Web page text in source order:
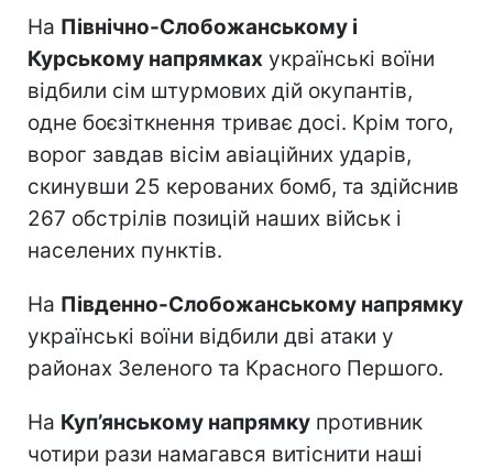
На Північно-Слобожанському і
Курському напрямках українські воїни
відбили сім штурмових дій окупантів,
одне боєзіткнення триває досі. Крім того,
ворог завдав вісім авіаційних ударів,
скинувши 25 керованих бомб, та здійснив
267 обстрілів позицій наших військ і
населених пунктів.
На Південно-Слобожанському напрямку
українські воїни відбили дві атаки у
районах Зеленого та Красного Першого.
На Куп’янському напрямку противник
чотири рази намагався витіснити наші